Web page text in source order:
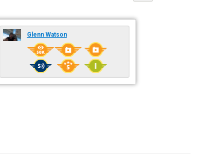
Glenn Watson